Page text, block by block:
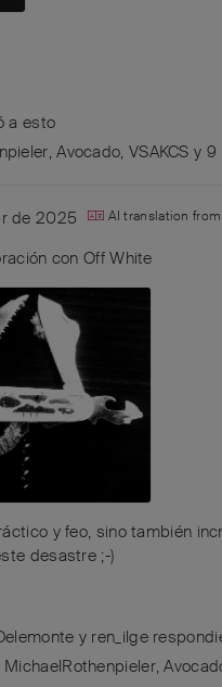
a esto
,Avocado, VSAKCS y 9
de 2025 AI translation from
con Off White
y feo, sino también
desastre ;-)
y ren_ilge
MichaelRothenpieler,